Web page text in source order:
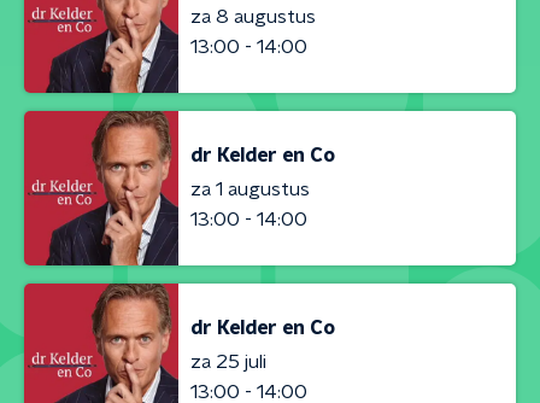
za 8 augustus
13:00 - 14:00
dr Kelder en Co
za 1 augustus
13:00 - 14:00
dr Kelder en Co
za 25 juli
13:00 - 14:00